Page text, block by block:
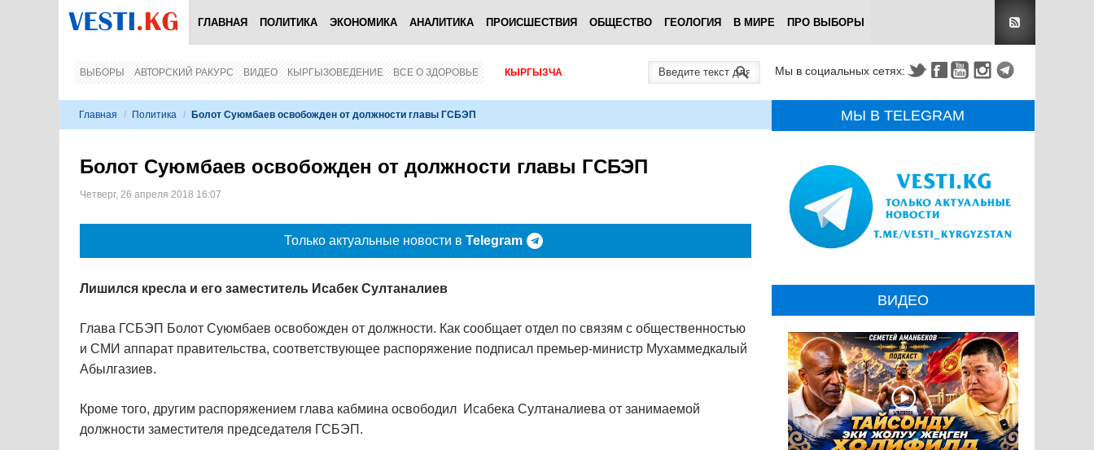
ГЛАВНАЯ ПОЛИТИКА ЭКОНОМИКА АНАЛИТИКА ПРОИСШЕСТВИЯ ОБЩЕСТВО ГЕОЛОГИЯ В МИРЕ ПРО ВЫБОРЫ
ВЫБОРЫ АВТОРСКИЙ РАКУРС ВИДЕО КЫРГЫЗОВЕДЕНИЕ ВСЕ О ЗДОРОВЬЕ КЫРГЫЗЧА Мы в социальных сетях:
Главная / Политика / Болот Суюмбаев освобожден от должности главы ГСБЭП
Болот Суюмбаев освобожден от должности главы ГСБЭП
Четверг, 26 апреля 2018 16:07
Только актуальные новости в Telegram
Лишился кресла и его заместитель Исабек Султаналиев
Глава ГСБЭП Болот Суюмбаев освобожден от должности. Как сообщает отдел по связям с общественностью
и СМИ аппарат правительства, соответствующее распоряжение подписал премьер-министр Мухаммедкалый
Абылгазиев.
Кроме того, другим распоряжением глава кабмина освободил Исабека Султаналиева от занимаемой
должности заместителя председателя ГСБЭП.
МЫ В TELEGRAM
ВИДЕО